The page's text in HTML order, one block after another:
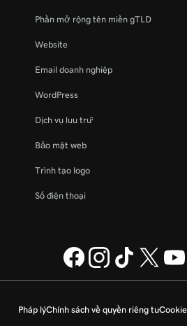
Phần mở rộng tên miền gTLD
Website
Email doanh nghiệp
WordPress
Dịch vụ lưu trữ
Bảo mật web
Trình tạo logo
Số điện thoại
Pháp lýChính sách về quyền riêng tưCookie